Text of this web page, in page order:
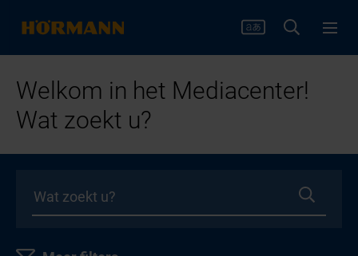
Welkom in het Mediacenter!
Wat zoekt u?